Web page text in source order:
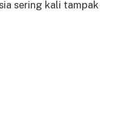
sering kali tampak